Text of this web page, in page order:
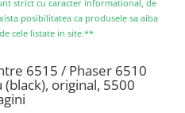
strict cu caracter informational, de
posibilitatea ca produsele sa aiba
cele listate in site.**
6515 / Phaser 6510
original, 5500